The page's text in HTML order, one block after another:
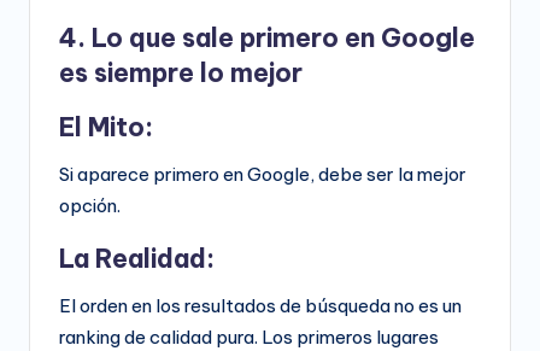
4. Lo que sale primero en Google
es siempre lo mejor
El Mito:
Si aparece primero en Google, debe ser la mejor
opción.
La Realidad:
El orden en los resultados de búsqueda no es un
ranking de calidad pura. Los primeros lugares